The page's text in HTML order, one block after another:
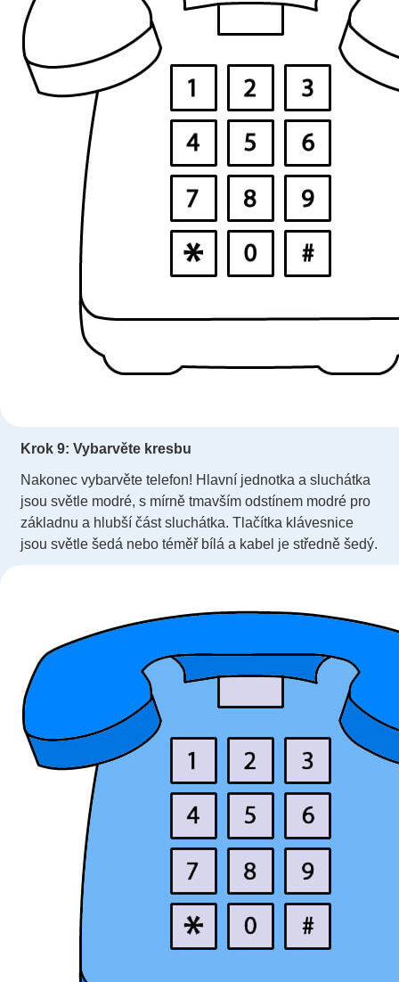
Krok 9: Vybarvěte kresbu
Nakonec vybarvěte telefon! Hlavní jednotka a sluchátka
jsou světle modré, s mírně tmavším odstínem modré pro
základnu a hlubší část sluchátka. Tlačítka klávesnice
jsou světle šedá nebo téměř bílá a kabel je středně šedý.